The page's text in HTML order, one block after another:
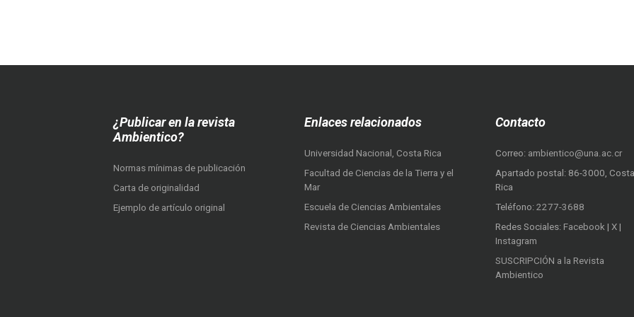
¿Publicar en la revista
Ambientico?
Normas mínimas de publicación
Carta de originalidad
Ejemplo de artículo original
Enlaces relacionados
Universidad Nacional, Costa Rica
Facultad de Ciencias de la Tierra y el
Mar
Escuela de Ciencias Ambientales
Revista de Ciencias Ambientales
Contacto
Correo: ambientico@una.ac.cr
Apartado postal: 86-3000, Costa
Rica
Teléfono: 2277-3688
Redes Sociales: Facebook | X |
Instagram
SUSCRIPCIÓN a la Revista
Ambientico